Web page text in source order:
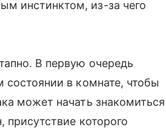
инстинктом, из-за чего
В первую очередь
состоянии в комнате, чтобы
может начать знакомиться
которого